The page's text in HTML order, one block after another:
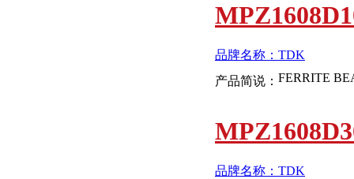
品牌名称：TDK
产品简说：
品牌名称：TDK